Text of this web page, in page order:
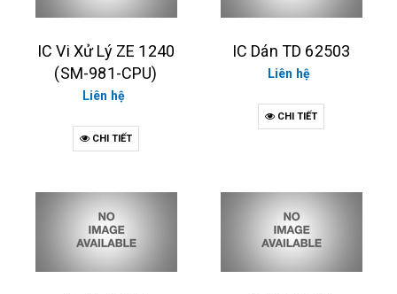
IC Vi Xử Lý ZE 1240
(SM-981-CPU)
Liên hệ
CHI TIẾT
IC Dán TD 62503
Liên hệ
CHI TIẾT